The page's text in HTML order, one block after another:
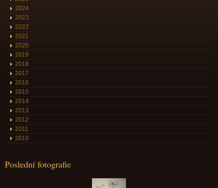
2024
2023
2022
2021
2020
2019
2018
2017
2016
2015
2014
2013
2012
2011
2010
Poslední fotografie